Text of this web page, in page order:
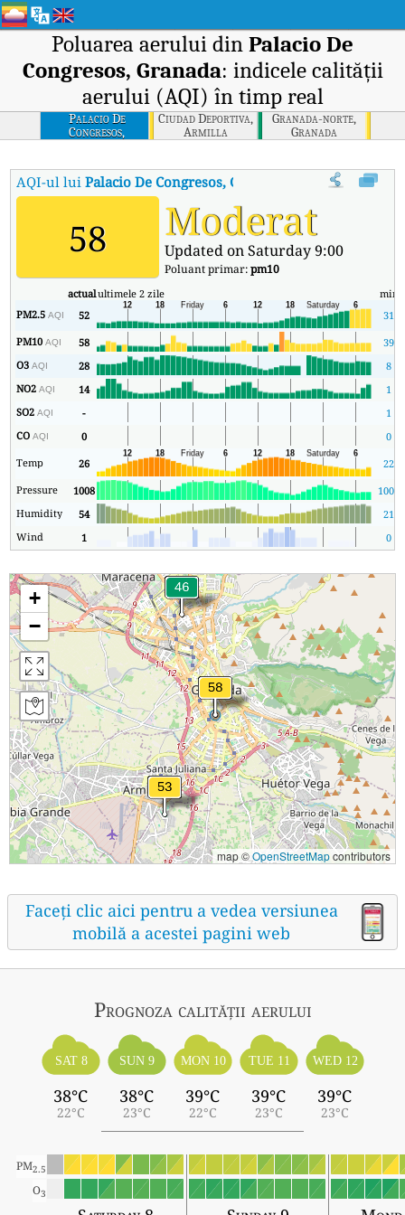
Poluarea aerului din Palacio De
Congresos, Granada: indicele calității
aerului (AQI) în timp real
Palacio De
Congresos,
Granada
Ciudad Deportiva,
Armilla
Granada-norte,
Granada
AQI-ul luiPalacio De Congresos, Granada Indicele calității
58 Moderat
Updated on Saturday 9:00
Poluant primar:pm10
actualultimele 2 zile min
PM2.5AQI 52
31
PM10AQI 58 39
O3AQI 28
8
NO2AQI 14
1
SO2AQI -
1
COAQI 0
0
Temp
26
22
Pressure
1008 1007
Humidity
54
21
Wind
1 0
+
−
map ©OpenStreetMapcontributors
Faceți clic aici pentru a vedea versiunea
mobilă a acestei pagini web
Prognoza calității aerului
SAT 8
38°C
22°C
SUN 9
38°C
23°C
MON 10
39°C
22°C
TUE 11
39°C
23°C
WED 12
39°C
23°C
PM2.5
O3